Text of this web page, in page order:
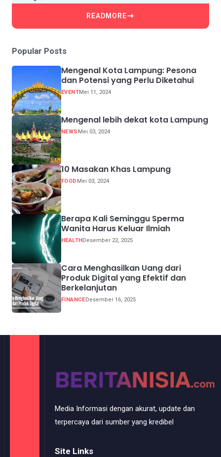
READMORE
Popular Posts
Mengenal Kota Lampung: Pesona
dan Potensi yang Perlu Diketahui
EVENTMei 11, 2024
Mengenal lebih dekat kota Lampung
NEWS Mei 03, 2024
10 Masakan Khas Lampung
FOOD Mei 03, 2024
Berapa Kali Seminggu Sperma
Wanita Harus Keluar Ilmiah
HEALTHDesember 22, 2025
Cara Menghasilkan Uang dari
Produk Digital yang Efektif dan
Berkelanjutan
FINANCEDesember 16, 2025
Media Informasi dengan akurat, update dan
terpercaya dari sumber yang kredibel
Site Links